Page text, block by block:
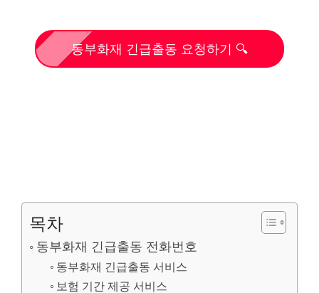
동부화재 긴급출동 요청하기 🔍
목차
동부화재 긴급출동 전화번호
동부화재 긴급출동 서비스
보험 기간 제공 서비스